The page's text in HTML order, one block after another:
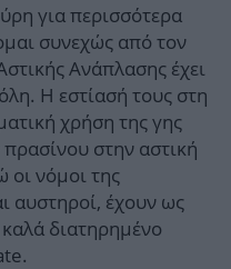
για περισσότερα
συνεχώς από τον
Ανάπλασης έχει
Η εστίασή τους στη
χρήση της γης
στην αστική
οι νόμοι της
αυστηροί, έχουν ως
διατηρημένο